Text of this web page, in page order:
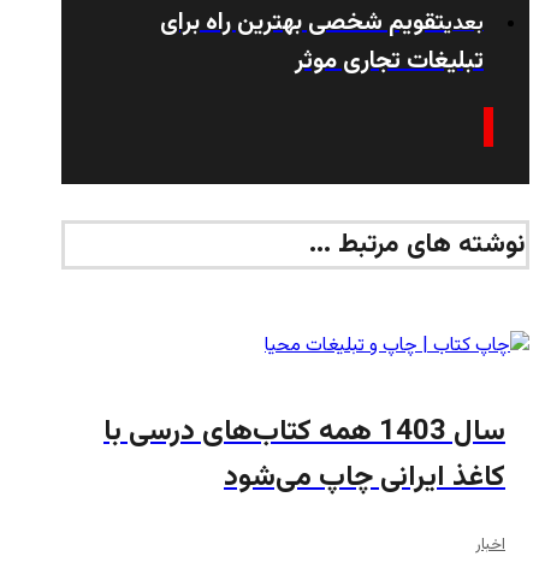
بعدیتقویم شخصی بهترین راه برای
تبلیغات تجاری موثر
نوشته های مرتبط ...
سال 1403 همه کتاب‌های درسی با
کاغذ ایرانی چاپ می‌شود
اخبار